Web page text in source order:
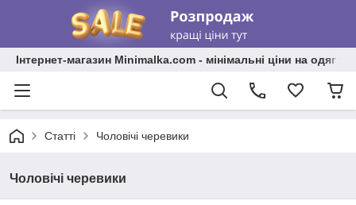
Інтернет-магазин Minimalka.com - мінімальні ціни на одяг
Статті Чоловічі черевики
Чоловічі черевики